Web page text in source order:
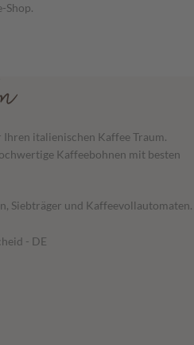
Shop.
italienischen Kaffee Traum.
Kaffeebohnen mit besten
Siebträger und Kaffeevollautomaten.
- DE